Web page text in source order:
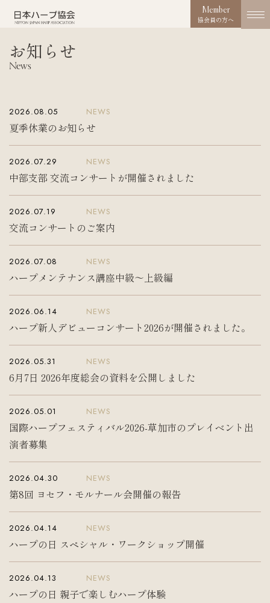
入会案内
お問い合わせ
協会の取り組み
コンクール
活動実績
News
Member
協会員の方へ
お知らせ
News
2026.08.05 NEWS
夏季休業のお知らせ
2026.07.29 NEWS
中部支部 交流コンサートが開催されました
2026.07.19 NEWS
交流コンサートのご案内
2026.07.08 NEWS
ハープメンテナンス講座中級〜上級編
2026.06.14 NEWS
ハープ新人デビューコンサート2026が開催されました。
2026.05.31 NEWS
6月7日 2026年度総会の資料を公開しました
2026.05.01 NEWS
国際ハープフェスティバル2026-草加市のプレイベント出
演者募集
2026.04.30 NEWS
第8回 ヨセフ・モルナール会開催の報告
2026.04.14 NEWS
ハープの日 スペシャル・ワークショップ開催
2026.04.13 NEWS
ハープの日 親子で楽しむハープ体験